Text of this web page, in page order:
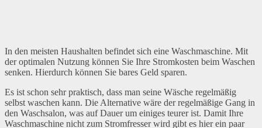
In den meisten Haushalten befindet sich eine Waschmaschine. Mit
der optimalen Nutzung können Sie Ihre Stromkosten beim Waschen
senken. Hierdurch können Sie bares Geld sparen.
Es ist schon sehr praktisch, dass man seine Wäsche regelmäßig
selbst waschen kann. Die Alternative wäre der regelmäßige Gang in
den Waschsalon, was auf Dauer um einiges teurer ist. Damit Ihre
Waschmaschine nicht zum Stromfresser wird gibt es hier ein paar